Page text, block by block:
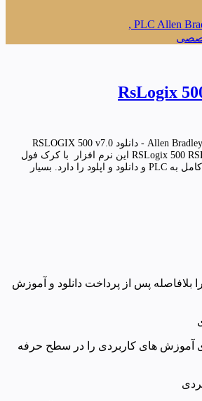
نرم افزار PLC آلن بردلی-Allen Bradley - دانلود RSLOGIX 500 v7.0
RSLogix 500 RSLogix 500 Pro RSLinx Pro این نرم افزار با کرک فول
ارائه شده و قابلیت اتصال کامل به PLC و دانلود و اپلود را دارد. بسیار
بلافاصله پس از پرداخت دانلود و آموزش
ای آموزش های کاربردی را در سطح حرفه